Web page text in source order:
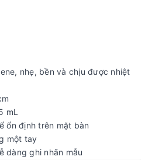
nhẹ, bền và chịu được nhiệt
mL
ổn định trên mặt bàn
một tay
dàng ghi nhãn mẫu